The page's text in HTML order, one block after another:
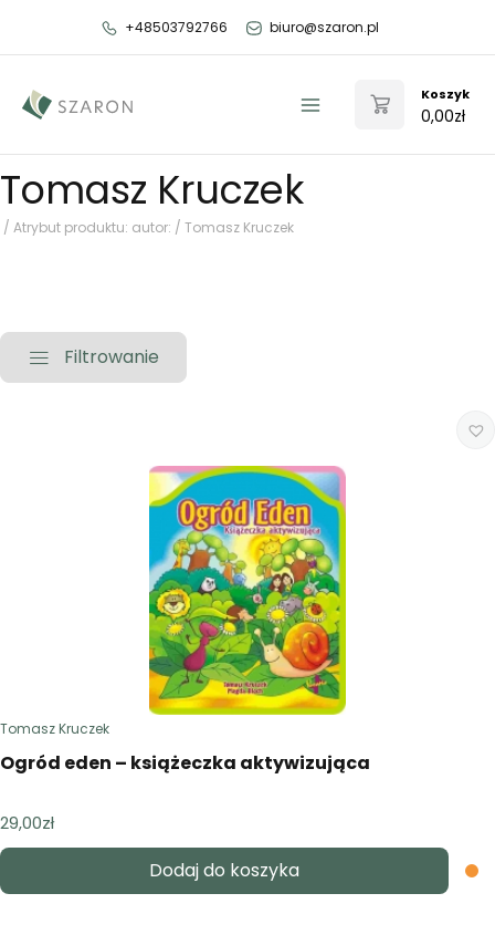
+48503792766 biuro@szaron.pl
Menu
Koszyk
0,00zł
Tomasz Kruczek
/ Atrybut produktu: autor: / Tomasz Kruczek
Filtrowanie
Tomasz Kruczek
Ogród eden – książeczka aktywizująca
29,00zł
Dodaj do koszyka